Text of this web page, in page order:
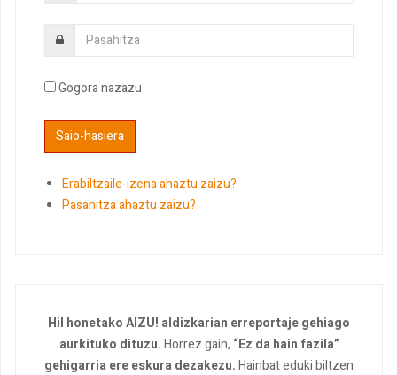
Gogora nazazu
Erabiltzaile-izena ahaztu zaizu?
Pasahitza ahaztu zaizu?
Hil honetako AIZU! aldizkarian erreportaje gehiago
aurkituko dituzu.Horrez gain, “Ez da hain fazila”
gehigarria ere eskura dezakezu.Hainbat eduki biltzen